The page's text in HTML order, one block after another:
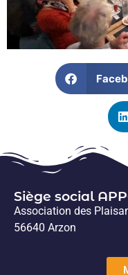
Siège social
Association des
56640 Arzon